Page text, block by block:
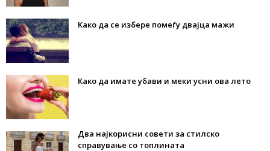
Како да се избере помеѓу двајца мажи
Како да имате убави и меки усни ова лето
Два најкорисни совети за стилско
справување со топлината